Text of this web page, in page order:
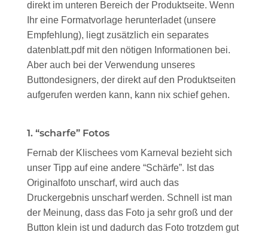
direkt im unteren Bereich der Produktseite. Wenn
Ihr eine Formatvorlage herunterladet (unsere
Empfehlung), liegt zusätzlich ein separates
datenblatt.pdf mit den nötigen Informationen bei.
Aber auch bei der Verwendung unseres
Buttondesigners, der direkt auf den Produktseiten
aufgerufen werden kann, kann nix schief gehen.
1. “scharfe” Fotos
Fernab der Klischees vom Karneval bezieht sich
unser Tipp auf eine andere “Schärfe”. Ist das
Originalfoto unscharf, wird auch das
Druckergebnis unscharf werden. Schnell ist man
der Meinung, dass das Foto ja sehr groß und der
Button klein ist und dadurch das Foto trotzdem gut